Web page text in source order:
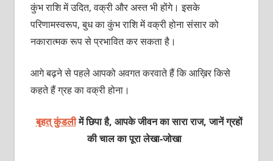
कुंभ राशि में उदित, वक्री और अस्त भी होंगे। इसके
परिणामस्वरूप, बुध का कुंभ राशि में वक्री होना संसार को
नकारात्मक रूप से प्रभावित कर सकता है।
आगे बढ़ने से पहले आपको अवगत करवाते हैं कि आख़िर किसे
कहते हैं ग्रह का वक्री होना।
बृहत् कुंडलीमें छिपा है, आपके जीवन का सारा राज, जानें ग्रहों
की चाल का पूरा लेखा-जोखा